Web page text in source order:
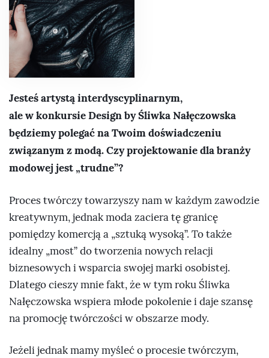
Jesteś artystą interdyscyplinarnym,
ale w konkursie Design by Śliwka Nałęczowska
będziemy polegać na Twoim doświadczeniu
związanym z modą. Czy projektowanie dla branży
modowej jest „trudne”?
Proces twórczy towarzyszy nam w każdym zawodzie
kreatywnym, jednak moda zaciera tę granicę
pomiędzy komercją a „sztuką wysoką”. To także
idealny „most” do tworzenia nowych relacji
biznesowych i wsparcia swojej marki osobistej.
Dlatego cieszy mnie fakt, że w tym roku Śliwka
Nałęczowska wspiera młode pokolenie i daje szansę
na promocję twórczości w obszarze mody.
Jeżeli jednak mamy myśleć o procesie twórczym,